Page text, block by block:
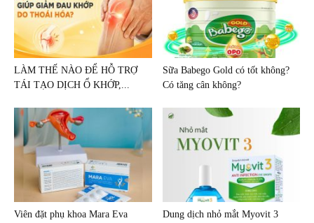
LÀM THẾ NÀO ĐỂ HỖ TRỢ
TÁI TẠO DỊCH Ổ KHỚP,...
Sữa Babego Gold có tốt không?
Có tăng cân không?
Viên đặt phụ khoa Mara Eva
Dung dịch nhỏ mắt Myovit 3